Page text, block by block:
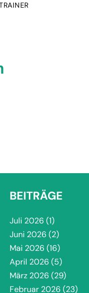
BEITRÄGE
Juli 2026 (1)
Juni 2026 (2)
Mai 2026 (16)
April 2026 (5)
März 2026 (29)
Februar 2026 (23)